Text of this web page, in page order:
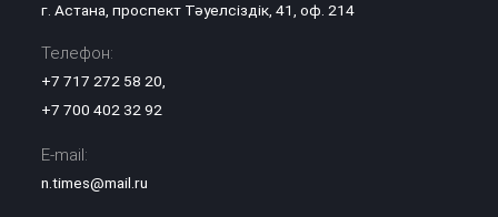
г. Астана, проспект Тәуелсіздік, 41, оф. 214
Телефон:
+7 717 272 58 20,
+7 700 402 32 92
E-mail:
n.times@mail.ru